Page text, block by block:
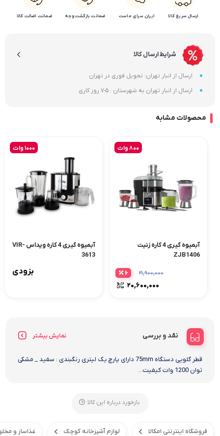
ارسال سریع کالا ایران سرای ماست ضمانت بازگشت وجه ضمانت اضالت کالا
شرایط ارسال کالا
ارسال از انبار تهران: تحویل فوری در تهران
ارسال از انبار تهران به شهرستان : 5-7 روز کاری
محصولات مشابه
800 وات
آبمیوه گیری 4 کاره زنیت
ZJB1406
۲۱,۹۰۰,۰۰۰
۲۰,۶۰۰,۰۰۰
۶
1000 وات
آبمیوه گیری 4 کاره ویداس VIR-
3613
بزودی
نقد و بررسی نمایش بیشتر
قطر گلویی دستگاه 75mm دارای پارچ یک لیتری رنگبندی : سفید _ مشکی
توان 1200 وات کیفیت...
بازخورد درباره این کالا
فروشگاه اینترنتی امکالا لوازم آشپزخانه کوچک غذاساز و